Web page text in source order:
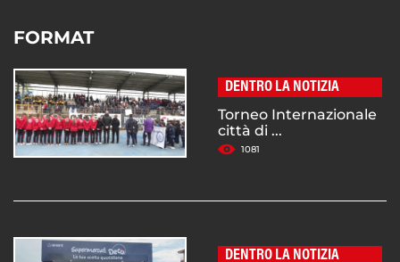
FORMAT
DENTRO LA NOTIZIA
Torneo Internazionale
città di ...
1081
DENTRO LA NOTIZIA